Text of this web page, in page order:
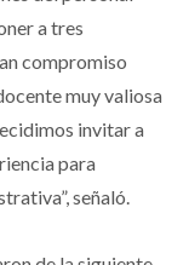
a tres
compromiso
muy valiosa
invitar a
para
señaló.